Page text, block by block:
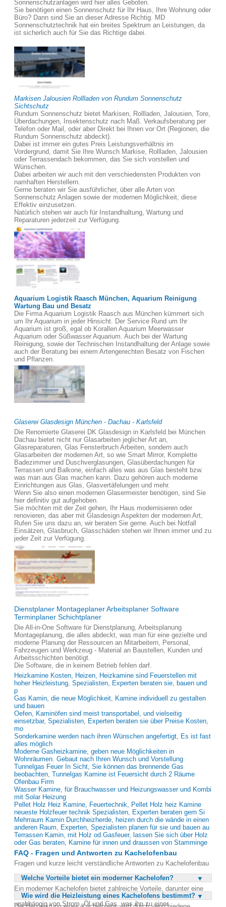
Sonnenschutzanlagen wird hier alles Geboten.
Sie benötigen einen Sonnenschutz für Ihr Haus, Ihre Wohnung oder
Büro? Dann sind Sie an dieser Adresse Richtig. MD
Sonnenschutztechnik hat ein breites Spektrum an Leistungen, da
ist sicherlich auch für Sie das Richtige dabei.
Markisen Jalousien Rollladen von Rundum Sonnenschutz
Sichtschutz
Rundum Sonnenschutz bietet Markisen, Rollladen, Jalousien, Tore,
Überdachungen, Insektenschutz nach Maß. Verkaufsberatung per
Telefon oder Mail, oder aber Direkt bei Ihnen vor Ort (Regionen, die
Rundum Sonnenschutz abdeckt).
Dabei ist immer ein gutes Preis Leistungsverhältnis im
Vordergrund, damit Sie Ihre Wunsch Markise, Rollladen, Jalousien
oder Terrassendach bekommen, das Sie sich vorstellen und
Wünschen.
Dabei arbeiten wir auch mit den verschiedensten Produkten von
namhaften Herstellern.
Gerne beraten wir Sie ausführlicher, über alle Arten von
Sonnenschutz Anlagen sowie der modernen Möglichkeit, diese
Effektiv einzusetzen.
Natürlich stehen wir auch für Instandhaltung, Wartung und
Reparaturen jederzeit zur Verfügung.
Aquarium Logistik Raasch München, Aquarium Reinigung
Wartung Bau und Besatz
Die Firma Aquarium Logistik Raasch aus München kümmert sich
um Ihr Aquarium in jeder Hinsicht. Der Service Rund um Ihr
Aquarium ist groß, egal ob Korallen Aquarium Meerwasser
Aquarium oder Süßwasser Aquarium. Auch bei der Wartung
Reinigung, sowie der Technischen Instandhaltung der Anlage sowie
auch der Beratung bei einem Artengerechten Besatz von Fischen
und Pflanzen.
Glaserei Glasdesign München - Dachau - Karlsfeld
Die Renomierte Glaserei DK Glasdesign in Karlsfeld bei München
Dachau bietet nicht nur Glasarbeiten jeglicher Art an,
Glasreparaturen, Glas Fensterbruch Arbeiten, sondern auch
Glasarbeiten der modernen Art, so wie Smart Mirror, Komplette
Badezimmer und Duschverglasungen, Glasüberdachungen für
Terrassen und Balkone, einfach alles was aus Glas besteht bzw.
was man aus Glas machen kann. Dazu gehören auch moderne
Einrichtungen aus Glas, Glasvertäfelungen und mehr.
Wenn Sie also einen modernen Glasermeister benötigen, sind Sie
hier definitiv gut aufgehoben.
Sie möchten mit der Zeit gehen, Ihr Haus modernisieren oder
renovieren, das aber mit Glasdesign Aspekten der modernen Art,
Rufen Sie uns dazu an, wir beraten Sie gerne. Auch bei Notfall
Einsätzen, Glasbruch, Glasschäden stehen wir Ihnen immer und zu
jeder Zeit zur Verfügung.
Dienstplaner Montageplaner Arbeitsplaner Software
Terminplaner Schichtplaner
Die All-in-One Software für Dienstplanung, Arbeitsplanung
Montageplanung, die alles abdeckt, was man für eine gezielte und
moderne Planung der Ressourcen an Mitarbeitern, Personal,
Fahrzeugen und Werkzeug - Material an Baustellen, Kunden und
Arbeitsschichten benötigt.
Die Software, die in keinem Betrieb fehlen darf.
Heizkamine Kosten, Heizen, Heizkamine sind Feuerstellen mit
hoher Heizleistung, Spezialisten, Experten beraten sie, bauen und
p
Gas Kamin, die neue Möglichkeit, Kamine individuell zu gestalten
und bauen
Oefen, Kaminöfen sind meist transportabel, und vielseitig
einsetzbar, Spezialisten, Experten beraten sie über Preise Kosten,
mo
Sonderkamine werden nach ihren Wünschen angefertigt, Es ist fast
alles möglich
Moderne Gasheizkamine, geben neue Möglichkeiten in
Wohnräumen. Gebaut nach Ihren Wunsch und Vorstellung
Tunnelgas Feuer In Sicht, Sie können das brennende Gas
beobachten, Tunnelgas Kamine ist Feuersicht durch 2 Räume
Ofenbau Firm
Wasser Kamine, für Brauchwasser und Heizungswasser und Kombi
mit Solar Heizung
Pellet Holz Heiz Kamine, Feuertechnik, Pellet Holz heiz Kamine
neueste Holzfeuer technik Spezialisten, Experten beraten gern Si
Mehrraum Kamin Durchheizherde, heizen durch die wände in einen
anderen Raum, Experten, Spezialisten planen für sie und bauen au
Terrassen Kamin, mit Holz od.Gasfeuer, lassen Sie sich über Holz
oder Gas beraten, Kamine für innen und draussen von Stamminge
FAQ - Fragen und Antworten zu Kachelofenbau
Fragen und kurze leicht verständliche Antworten zu Kachelofenbau
Welche Vorteile bietet ein moderner Kachelofen?
Ein moderner Kachelofen bietet zahlreiche Vorteile, darunter eine
besonders angenehme und gleichmäßige Wärmeabgabe. Er ist
unabhängig von Strom, Öl und Gas, was ihn zu einer
Wie wird die Heizleistung eines Kachelofens bestimmt?